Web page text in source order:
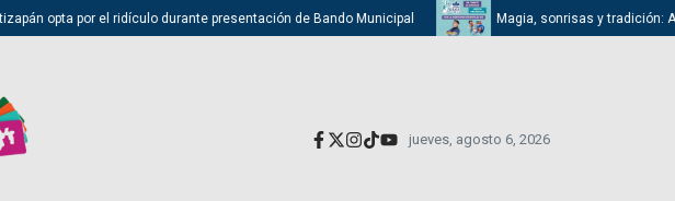
opta por el ridículo durante presentación de Bando Municipal Magia, sonrisas y tradición:
jueves, agosto 6, 2026